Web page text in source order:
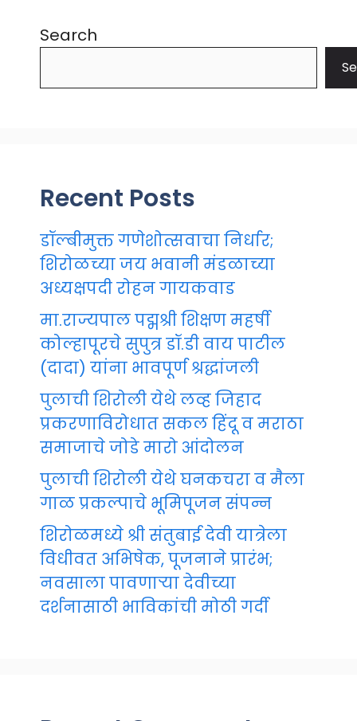
Search
Recent Posts
डॉल्बीमुक्त गणेशोत्सवाचा निर्धार;
शिरोळच्या जय भवानी मंडळाच्या
अध्यक्षपदी रोहन गायकवाड
मा.राज्यपाल पद्मश्री शिक्षण महर्षी
कोल्हापूरचे सुपुत्र डॉ.डी वाय पाटील
(दादा) यांना भावपूर्ण श्रद्धांजली
पुलाची शिरोली येथे लव्ह जिहाद
प्रकरणाविरोधात सकल हिंदू व मराठा
समाजाचे जोडे मारो आंदोलन
पुलाची शिरोली येथे घनकचरा व मैला
गाळ प्रकल्पाचे भूमिपूजन संपन्न
शिरोळमध्ये श्री संतुबाई देवी यात्रेला
विधीवत अभिषेक, पूजनाने प्रारंभ;
नवसाला पावणाऱ्या देवीच्या
दर्शनासाठी भाविकांची मोठी गर्दी